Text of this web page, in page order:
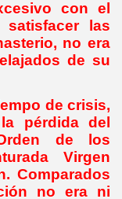
con el
las
no era
de su
de crisis,
pérdida del
de los
Virgen
Comparados
no era ni